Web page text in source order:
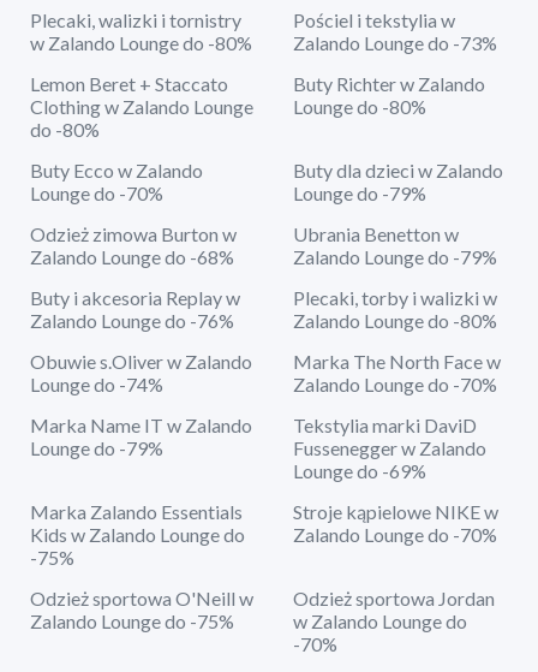
Plecaki, walizki i tornistry
w Zalando Lounge do -80%
Pościel i tekstylia w
Zalando Lounge do -73%
Lemon Beret + Staccato
Clothing w Zalando Lounge
do -80%
Buty Richter w Zalando
Lounge do -80%
Buty Ecco w Zalando
Lounge do -70%
Buty dla dzieci w Zalando
Lounge do -79%
Odzież zimowa Burton w
Zalando Lounge do -68%
Ubrania Benetton w
Zalando Lounge do -79%
Buty i akcesoria Replay w
Zalando Lounge do -76%
Plecaki, torby i walizki w
Zalando Lounge do -80%
Obuwie s.Oliver w Zalando
Lounge do -74%
Marka The North Face w
Zalando Lounge do -70%
Marka Name IT w Zalando
Lounge do -79%
Tekstylia marki DaviD
Fussenegger w Zalando
Lounge do -69%
Marka Zalando Essentials
Kids w Zalando Lounge do
-75%
Stroje kąpielowe NIKE w
Zalando Lounge do -70%
Odzież sportowa O'Neill w
Zalando Lounge do -75%
Odzież sportowa Jordan
w Zalando Lounge do
-70%